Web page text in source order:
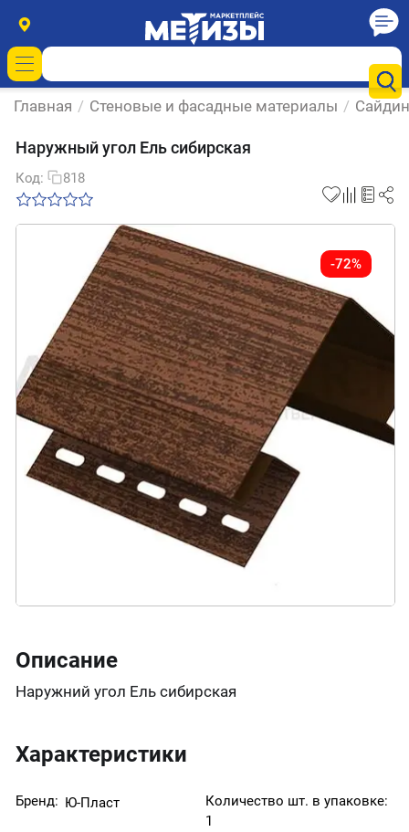
Главная / Стеновые и фасадные материалы /
Наружный угол Ель сибирская
Код: 818
-72%
Описание
Наружний угол Ель сибирская
Характеристики
Бренд: Ю-Пласт
Количество шт. в упаковке:
1